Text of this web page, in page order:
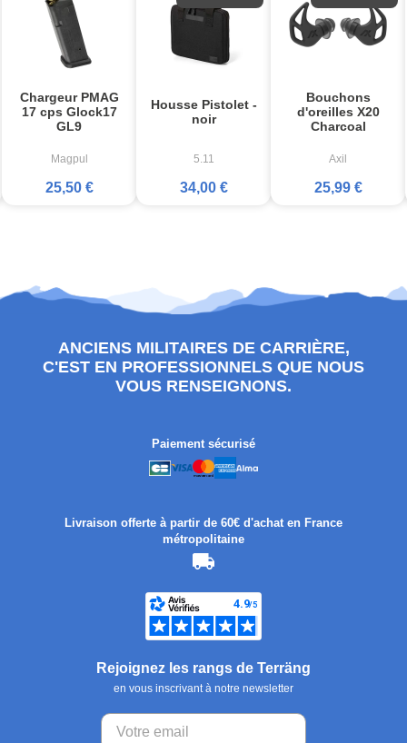
Chargeur PMAG
17 cps Glock17
GL9
Magpul
25,50 €
Housse Pistolet -
noir
5.11
34,00 €
Bouchons
d'oreilles X20
Charcoal
Axil
25,99 €
ANCIENS MILITAIRES DE CARRIÈRE,
C'EST EN PROFESSIONNELS QUE NOUS
VOUS RENSEIGNONS.
Paiement sécurisé
Livraison offerte à partir de 60€ d'achat en France
métropolitaine
Rejoignez les rangs de Terräng
en vous inscrivant à notre newsletter